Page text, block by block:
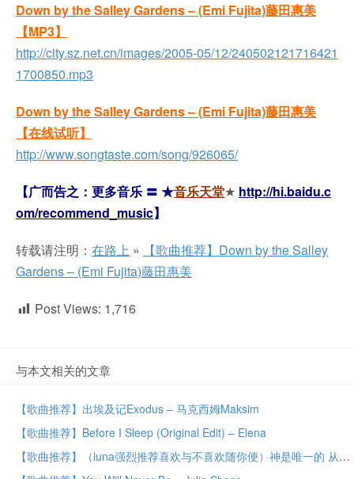
Down by the Salley Gardens – (Emi Fujita)藤田惠美
【MP3】
http://city.sz.net.cn/images/2005-05/12/240502121716421
1700850.mp3
Down by the Salley Gardens – (Emi Fujita)藤田惠美
【在线试听】
http://www.songtaste.com/song/926065/
【广而告之：更多音乐 〓 ★音乐天堂★ http://hi.baidu.c
om/recommend_music】
转载请注明： 在路上 »
【歌曲推荐】Down by the Salley
Gardens – (Emi Fujita)藤田惠美
Post Views: 1,716
与本文相关的文章
【歌曲推荐】出埃及记Exodus – 马克西姆Maksim
【歌曲推荐】Before I Sleep (Original Edit) – Elena
【歌曲推荐】（luna强烈推荐喜欢与不喜欢随你便）神是唯一的 从开始就有的 也是永远存在下去的 Iceland myth